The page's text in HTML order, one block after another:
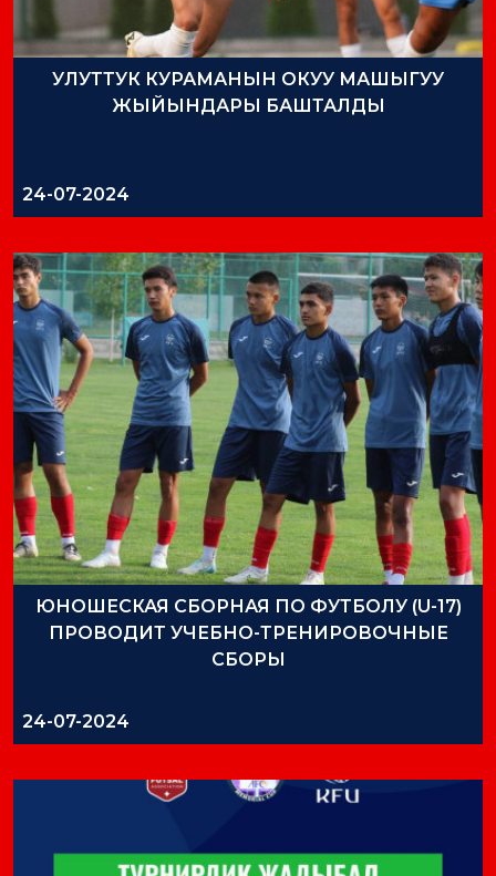
УЛУТТУК КУРАМАНЫН ОКУУ МАШЫГУУ
ЖЫЙЫНДАРЫ БАШТАЛДЫ
24-07-2024
ЮНОШЕСКАЯ СБОРНАЯ ПО ФУТБОЛУ (U-17)
ПРОВОДИТ УЧЕБНО-ТРЕНИРОВОЧНЫЕ
СБОРЫ
24-07-2024